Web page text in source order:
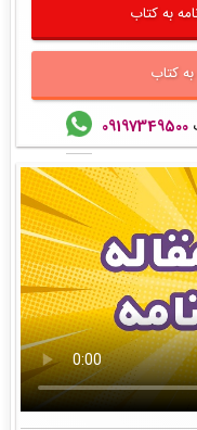
به کتاب
به کتاب
09197349500